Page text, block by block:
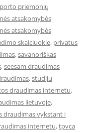
priemonių
atsakomybės
atsakomybės
skaiciuokle, privatus
,savanoriškas
,seesam draudimas
,studiju
draudimas internetu,
lietuvoje,
draudimas vykstant i
internetu,tpvca